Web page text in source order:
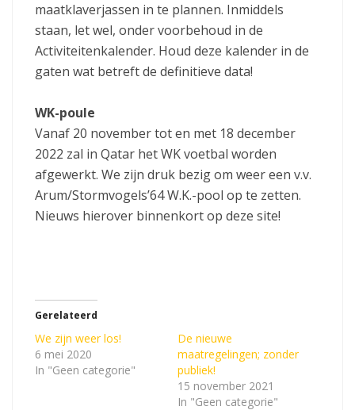
maatklaverjassen in te plannen. Inmiddels
staan, let wel, onder voorbehoud in de
Activiteitenkalender. Houd deze kalender in de
gaten wat betreft de definitieve data!
WK-poule
Vanaf 20 november tot en met 18 december
2022 zal in Qatar het WK voetbal worden
afgewerkt. We zijn druk bezig om weer een v.v.
Arum/Stormvogels’64 W.K.-pool op te zetten.
Nieuws hierover binnenkort op deze site!
Gerelateerd
We zijn weer los!
6 mei 2020
In "Geen categorie"
De nieuwe
maatregelingen; zonder
publiek!
15 november 2021
In "Geen categorie"